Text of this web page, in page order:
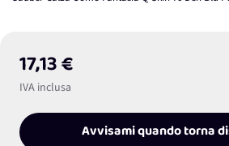
17,13 €
IVA inclusa
Avvisami quando torna